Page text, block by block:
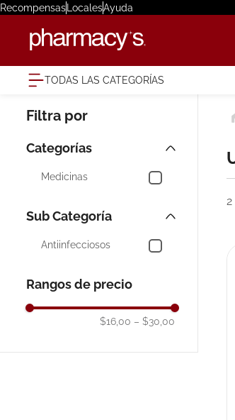
RecompensasLocalesAyuda
TODAS LAS CATEGORÍAS
Medicinas
Antiinfecciosos
Rangos de precio
$16,00 – $30,00
2